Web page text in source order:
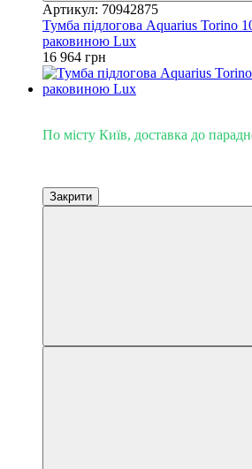
Артикул: 70942875
Тумба підлогова Aquarius Torino
раковиною Lux
16 964 грн
По місту Київ, доставка до
Закрити